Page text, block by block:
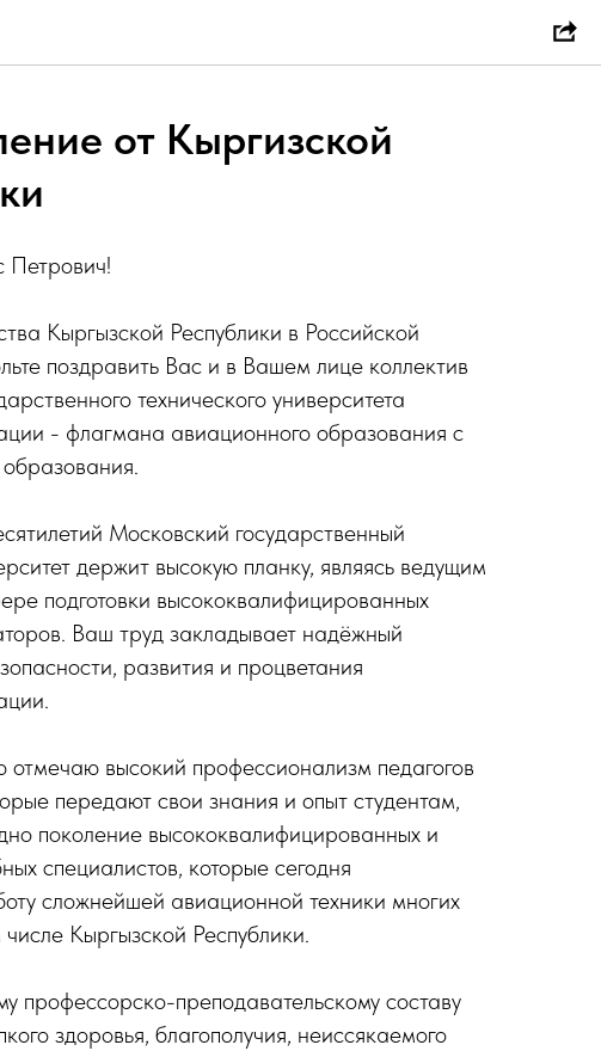
от Кыргизской
Кыргызской Республики в Российской
поздравить Вас и в Вашем лице коллектив
технического университета
- флагмана авиационного образования с
Московский государственный
держит высокую планку, являясь ведущим
подготовки высококвалифицированных
Ваш труд закладывает надёжный
развития и процветания
отмечаю высокий профессионализм педагогов
передают свои знания и опыт студентам,
поколение высококвалифицированных и
специалистов, которые сегодня
сложнейшей авиационной техники многих
Кыргызской Республики.
профессорско-преподавательскому составу
здоровья, благополучия, неиссякаемого